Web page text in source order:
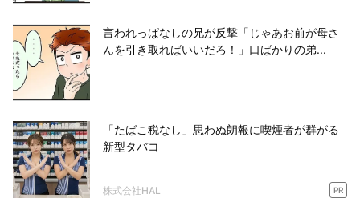
言われっぱなしの兄が反撃「じゃあお前が母さ
んを引き取ればいいだろ！」口ばかりの弟...
「たばこ税なし」思わぬ朗報に喫煙者が群がる
新型タバコ
株式会社HAL PR